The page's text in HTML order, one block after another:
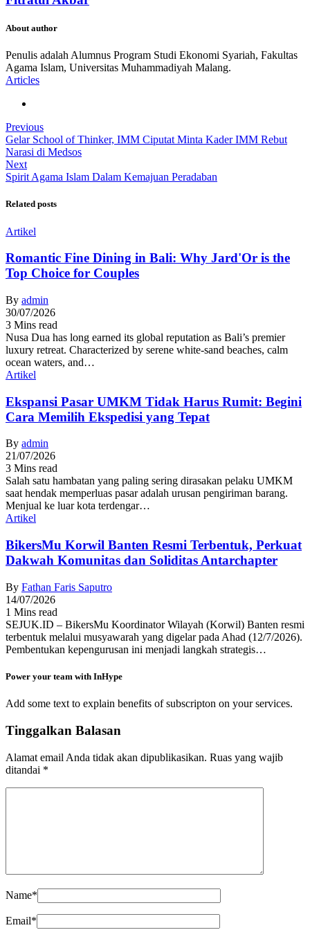
About author
Penulis adalah Alumnus Program Studi Ekonomi Syariah, Fakultas
Agama Islam, Universitas Muhammadiyah Malang.
Articles
Previous
Gelar School of Thinker, IMM Ciputat Minta Kader IMM Rebut
Narasi di Medsos
Next
Spirit Agama Islam Dalam Kemajuan Peradaban
Related posts
Artikel
Romantic Fine Dining in Bali: Why Jard'Or is the
Top Choice for Couples
By admin
30/07/2026
3 Mins read
Nusa Dua has long earned its global reputation as Bali’s premier
luxury retreat. Characterized by serene white-sand beaches, calm
ocean waters, and…
Artikel
Ekspansi Pasar UMKM Tidak Harus Rumit: Begini
Cara Memilih Ekspedisi yang Tepat
By admin
21/07/2026
3 Mins read
Salah satu hambatan yang paling sering dirasakan pelaku UMKM
saat hendak memperluas pasar adalah urusan pengiriman barang.
Menjual ke luar kota terdengar…
Artikel
BikersMu Korwil Banten Resmi Terbentuk, Perkuat
Dakwah Komunitas dan Soliditas Antarchapter
By Fathan Faris Saputro
14/07/2026
1 Mins read
SEJUK.ID – BikersMu Koordinator Wilayah (Korwil) Banten resmi
terbentuk melalui musyawarah yang digelar pada Ahad (12/7/2026).
Pembentukan kepengurusan ini menjadi langkah strategis…
Power your team with InHype
Add some text to explain benefits of subscripton on your services.
Tinggalkan Balasan
Alamat email Anda tidak akan dipublikasikan. Ruas yang wajib
ditandai *
Name*
Email*